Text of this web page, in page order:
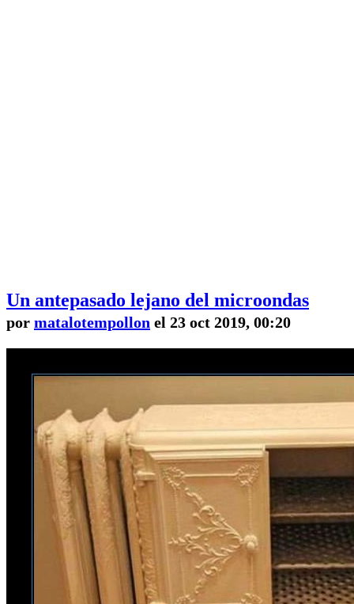
Un antepasado lejano del microondas
por matalotempollon el 23 oct 2019, 00:20